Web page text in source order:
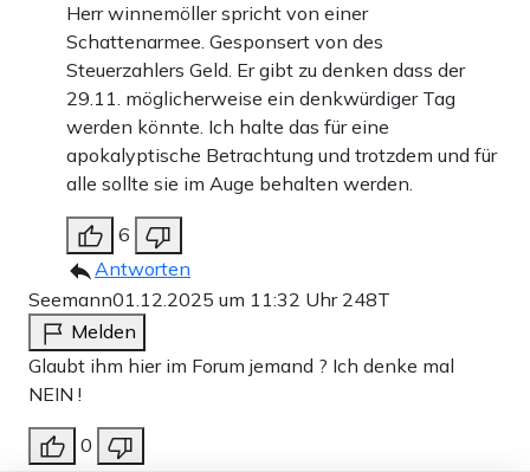
Herr winnemöller spricht von einer
Schattenarmee. Gesponsert von des
Steuerzahlers Geld. Er gibt zu denken dass der
29.11. möglicherweise ein denkwürdiger Tag
werden könnte. Ich halte das für eine
apokalyptische Betrachtung und trotzdem und für
alle sollte sie im Auge behalten werden.
6
Antworten
Seemann01.12.2025 um 11:32 Uhr 248T
Melden
Glaubt ihm hier im Forum jemand ? Ich denke mal
NEIN !
0